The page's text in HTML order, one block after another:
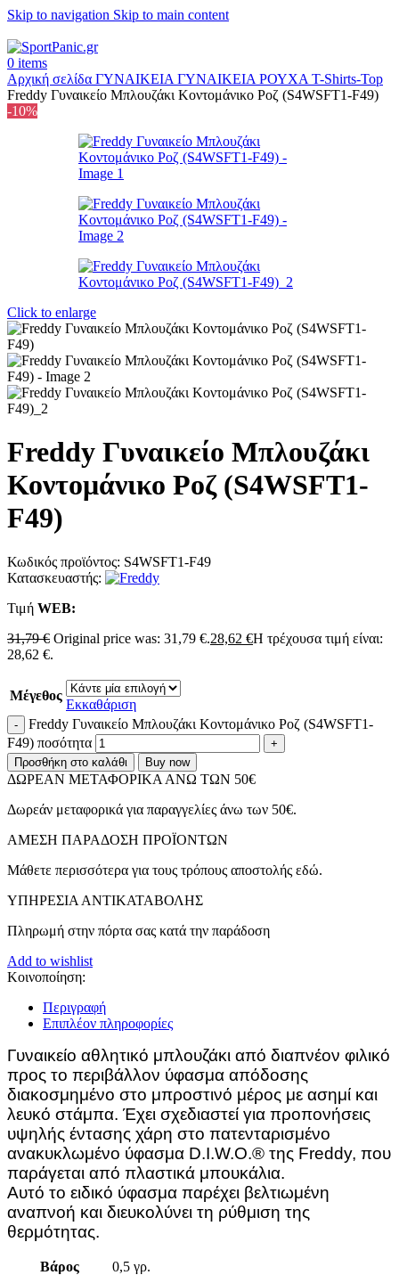
Skip to navigation Skip to main content
0 items
Αρχική σελίδα ΓΥΝΑΙΚΕΙΑ ΓΥΝΑΙΚΕΙΑ ΡΟΥΧΑ T-Shirts-Top
Freddy Γυναικείο Μπλουζάκι Κοντομάνικο Ροζ (S4WSFT1-F49)
-10%
Click to enlarge
Freddy Γυναικείο Μπλουζάκι
Κοντομάνικο Ροζ (S4WSFT1-
F49)
Κωδικός προϊόντος: S4WSFT1-F49
Κατασκευαστής:
Τιμή WΕΒ:
31,79€ Original price was: 31,79 €.28,62 €Η τρέχουσα τιμή είναι:
28,62 €.
Μέγεθος
Εκκαθάριση
Freddy Γυναικείο Μπλουζάκι Κοντομάνικο Ροζ (S4WSFT1-
F49) ποσότητα
Προσθήκη στο καλάθι Buy now
ΔΩΡΕΑΝ ΜΕΤΑΦΟΡΙΚΑ ΑΝΩ ΤΩΝ 50€
Δωρεάν μεταφορικά για παραγγελίες άνω των 50€.
ΑMEΣΗ ΠΑΡΑΔΟΣΗ ΠΡΟΪΟΝΤΩΝ
Μάθετε περισσότερα για τους τρόπους αποστολής εδώ.
ΥΠΗΡΕΣΙΑ ΑΝΤΙΚΑΤΑΒΟΛΗΣ
Πληρωμή στην πόρτα σας κατά την παράδοση
Add to wishlist
Κοινοποίηση:
Περιγραφή
Επιπλέον πληροφορίες
Γυναικείο αθλητικό μπλουζάκι από διαπνέον φιλικό
προς το περιβάλλον ύφασμα απόδοσης
διακοσμημένο στο μπροστινό μέρος με ασημί και
λευκό στάμπα. Έχει σχεδιαστεί για προπονήσεις
υψηλής έντασης χάρη στο πατενταρισμένο
ανακυκλωμένο ύφασμα D.I.W.O.® της Freddy, που
παράγεται από πλαστικά μπουκάλια.
Αυτό το ειδικό ύφασμα παρέχει βελτιωμένη
αναπνοή και διευκολύνει τη ρύθμιση της
θερμότητας.
Βάρος
0,5 γρ.